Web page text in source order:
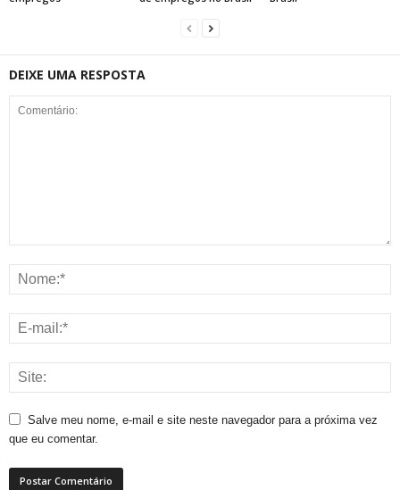
DEIXE UMA RESPOSTA
Salve meu nome, e-mail e site neste navegador para a próxima vez
que eu comentar.